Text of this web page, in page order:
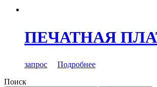
ПЕЧАТНАЯ
запрос
Подробнее
Поиск